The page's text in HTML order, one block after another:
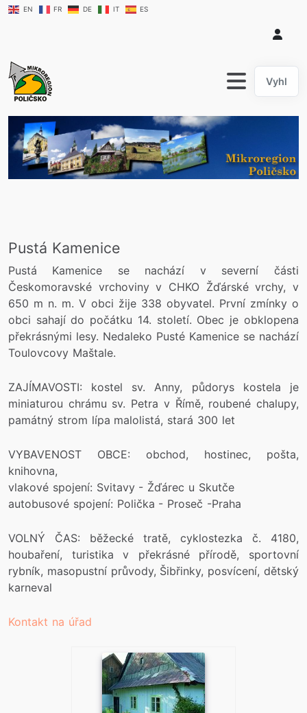
EN FR DE IT ES
Pustá Kamenice
Pustá Kamenice se nachází v severní části
Českomoravské vrchoviny v CHKO Žďárské vrchy, v
650 m n. m. V obci žije 338 obyvatel. První zmínky o
obci sahají do počátku 14. století. Obec je obklopena
překrásnými lesy. Nedaleko Pusté Kamenice se nachází
Toulovcovy Maštale.
ZAJÍMAVOSTI: kostel sv. Anny, půdorys kostela je
miniaturou chrámu sv. Petra v Římě, roubené chalupy,
památný strom lípa malolistá, stará 300 let
VYBAVENOST OBCE: obchod, hostinec, pošta,
knihovna,
vlakové spojení: Svitavy - Žďárec u Skutče
autobusové spojení: Polička - Proseč -Praha
VOLNÝ ČAS: běžecké tratě, cyklostezka č. 4180,
houbaření, turistika v překrásné přírodě, sportovní
rybník, masopustní průvody, Šibřinky, posvícení, dětský
karneval
Kontakt na úřad